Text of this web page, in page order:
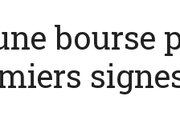
bourse